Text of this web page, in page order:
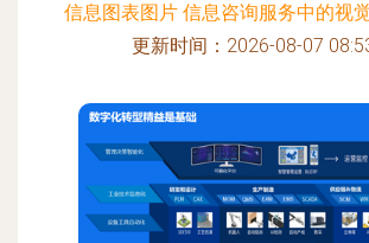
信息图表图片 信息咨询服务中的视
更新时间：2026-08-07